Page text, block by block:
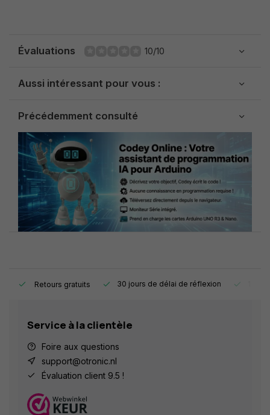
Évaluations 10/10
Aussi intéressant pour vous :
Précédemment consulté
Retours gratuits 30 jours de délai de réflexion
Service à la clientèle
Foire aux questions
support@otronic.nl
Évaluation client 9.5 !